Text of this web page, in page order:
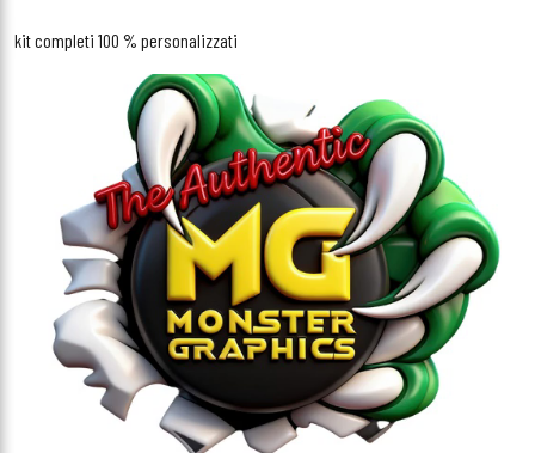
kit completi 100 % personalizzati